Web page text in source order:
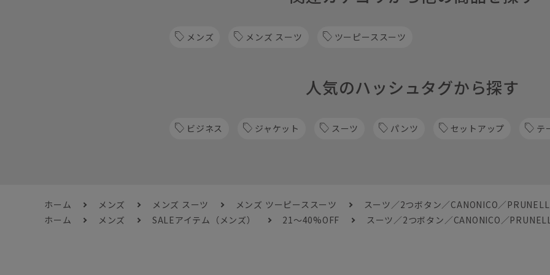
メンズ メンズ スーツ ツーピーススーツ
人気のハッシュタグから探す
ビジネス ジャケット スーツ パンツ セットアップ テ
ホーム メンズ メンズ スーツ メンズ ツーピーススーツ
スーツ／2つボタン／CANONICO／
ホーム
メンズ SALEアイテム（メンズ） 21～40%OFF スーツ／2つボタン／CANONICO／